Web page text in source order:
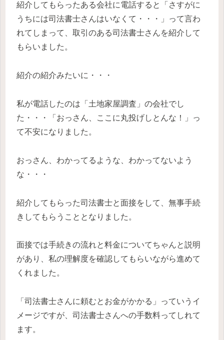
紹介してもらったある会社に電話すると「さすがに
うちには司法書士さんはいなくて・・・」って言わ
れてしまって、取引のある司法書士さんを紹介して
もらいました。
紹介の紹介みたいに・・・
私が電話したのは「土地家屋調査」の会社でし
た・・・「おっさん、ここに丸投げしとんな！」っ
て不安になりました。
おっさん、わかってるような、わかってないよう
な・・・
紹介してもらった司法書士と面接をして、無事手続
きしてもらうこととなりました。
面接では手続きの流れと料金についてちゃんと説明
があり、私の理解度を確認してもらいながら進めて
くれました。
「司法書士さんに頼むとお金がかかる」っていうイ
メージですが、司法書士さんへの手数料ってしれて
ます。